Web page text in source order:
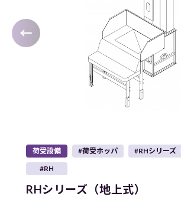
荷受設備 #荷受ホッパ
#RHシリーズ
#RH
RHシリーズ（地上式）